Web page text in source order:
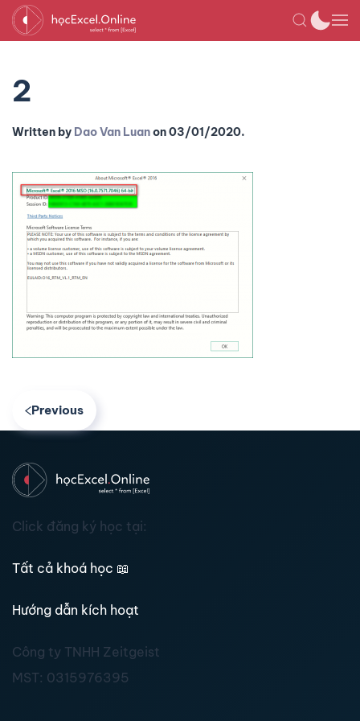
2
Written by Dao Van Luanon03/01/2020.
Previous
Click đăng ký học tại:
Tất cả khoá học 📖
Hướng dẫn kích hoạt
Công ty TNHH Zeitgeist
MST: 0315976395